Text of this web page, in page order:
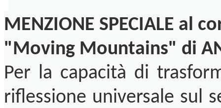
MENZIONE SPECIALE al
"Moving Mountains" di
Per la capacità di
riflessione universale sul